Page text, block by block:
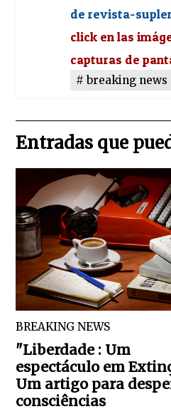
de revista-
click en las
capturas de
breaking news
Entradas que
BREAKING NEWS
"Liberdade : Um
espectáculo em
Um artigo para
consciências